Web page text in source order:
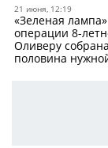
21 июня, 12:19
«Зеленая
операции 8-
Оливеру
половина